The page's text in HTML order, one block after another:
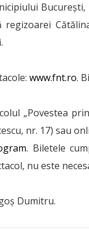
București,
regizoarei
www.fnt.ro.
„Povestea
nr. 17) sau
. Biletele
nu este
Dumitru.